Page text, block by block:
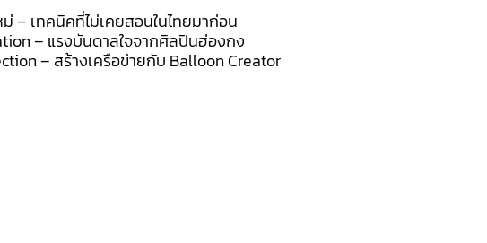
ม่ – เทคนิคที่ไม่เคยสอนในไทยมาก่อน
– แรงบันดาลใจจากศิลปินฮ่องกง
– สร้างเครือข่ายกับ Balloon Creator